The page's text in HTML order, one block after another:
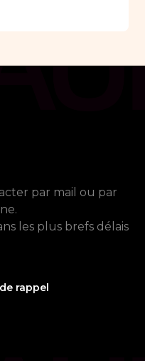
par mail ou par
les plus brefs délais
rappel